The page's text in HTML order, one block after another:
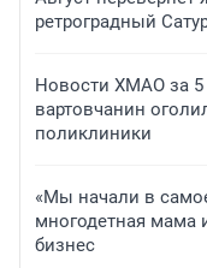
ретроградный
Новости ХМАО за 5
вартовчанин
поликлиники
«Мы начали в
многодетная мама
бизнес